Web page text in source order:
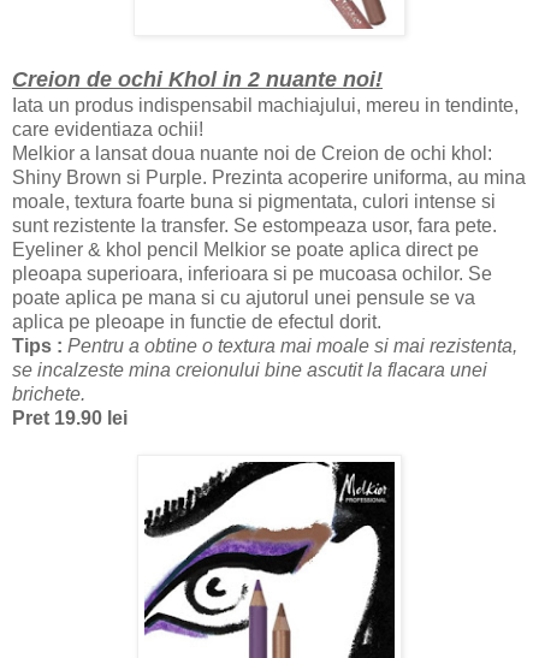
Creion de ochi Khol in 2 nuante noi!
Iata un produs indispensabil machiajului, mereu in tendinte,
care evidentiaza ochii!
Melkior a lansat doua nuante noi de Creion de ochi khol :
Shiny Brown si Purple. Prezinta acoperire uniforma, au mina
moale, textura foarte buna si pigmentata, culori intense si
sunt rezistente la transfer. Se estompeaza usor, fara pete.
Eyeliner & khol pencil Melkior se poate aplica direct pe
pleoapa superioara, inferioara si pe mucoasa ochilor. Se
poate aplica pe mana si cu ajutorul unei pensule se va
aplica pe pl eoape in functie de efectul dorit.
Tips : Pentru a obtine o textura mai moale si mai rezistenta,
se incalzeste mina creionului bine ascutit la flacara unei
brichete.
Pret 19.90 lei